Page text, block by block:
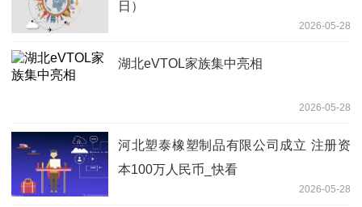
日）​
2026-05-28
湖北eVTOL家族集中亮相
2026-05-28
河北塑泰橡塑制品有限公司成立 注册资
本100万人民币_快看
2026-05-28